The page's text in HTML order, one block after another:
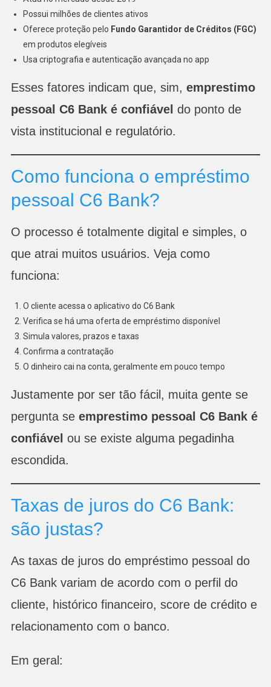
Possui milhões de clientes ativos
Oferece proteção pelo Fundo Garantidor de Créditos (FGC)
em produtos elegíveis
Usa criptografia e autenticação avançada no app
Esses fatores indicam que, sim, emprestimo
pessoal C6 Bank é confiável do ponto de
vista institucional e regulatório.
Como funciona o empréstimo
pessoal C6 Bank?
O processo é totalmente digital e simples, o
que atrai muitos usuários. Veja como
funciona:
O cliente acessa o aplicativo do C6 Bank
Verifica se há uma oferta de empréstimo disponível
Simula valores, prazos e taxas
Confirma a contratação
O dinheiro cai na conta, geralmente em pouco tempo
Justamente por ser tão fácil, muita gente se
pergunta se emprestimo pessoal C6 Bank é
confiável ou se existe alguma pegadinha
escondida.
Taxas de juros do C6 Bank:
são justas?
As taxas de juros do empréstimo pessoal do
C6 Bank variam de acordo com o perfil do
cliente, histórico financeiro, score de crédito e
relacionamento com o banco.
Em geral: